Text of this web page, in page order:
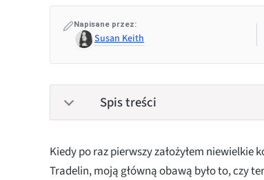
Napisane przez:
Susan Keith
Spis treści
Kiedy po raz pierwszy założyłem
Tradelin, moją główną obawą było to, czy